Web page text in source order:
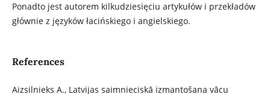
Ponadto jest autorem kilkudziesięciu artykułów i przekładów
głównie z języków łacińskiego i angielskiego.
References
Aizsilnieks A., Latvijas saimnieciskā izmantošana vācu